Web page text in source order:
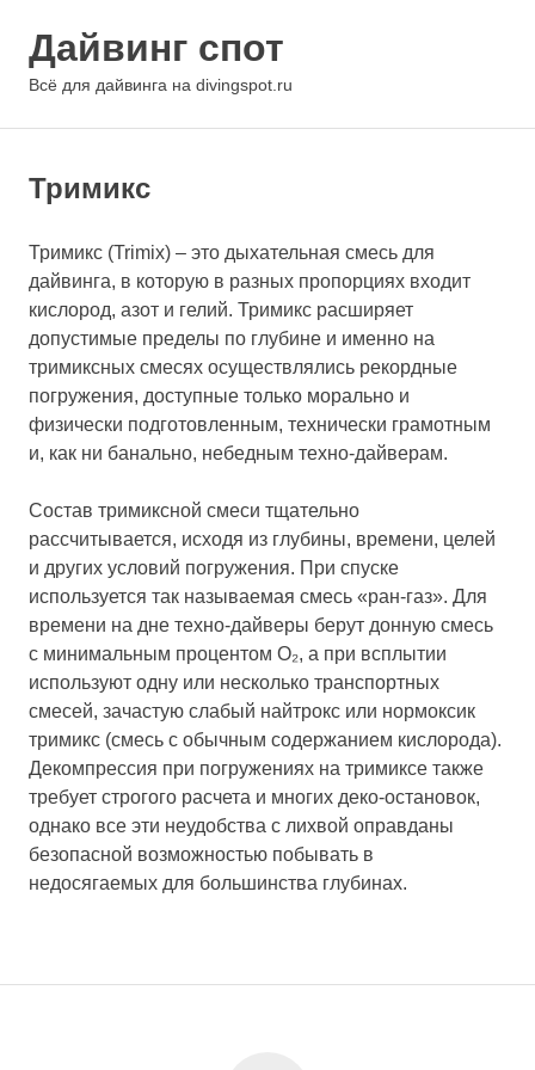
содержимому
Дайвинг спот
Всё для дайвинга на divingspot.ru
Тримикс
Тримикс (Trimix) – это дыхательная смесь для
дайвинга, в которую в разных пропорциях входит
кислород, азот и гелий. Тримикс расширяет
допустимые пределы по глубине и именно на
тримиксных смесях осуществлялись рекордные
погружения, доступные только морально и
физически подготовленным, технически грамотным
и, как ни банально, небедным техно-дайверам.
Состав тримиксной смеси тщательно
рассчитывается, исходя из глубины, времени, целей
и других условий погружения. При спуске
используется так называемая смесь «ран-газ». Для
времени на дне техно-дайверы берут донную смесь
с минимальным процентом О₂, а при всплытии
используют одну или несколько транспортных
смесей, зачастую слабый найтрокс или нормоксик
тримикс (смесь с обычным содержанием кислорода).
Декомпрессия при погружениях на тримиксе также
требует строгого расчета и многих деко-остановок,
однако все эти неудобства с лихвой оправданы
безопасной возможностью побывать в
недосягаемых для большинства глубинах.